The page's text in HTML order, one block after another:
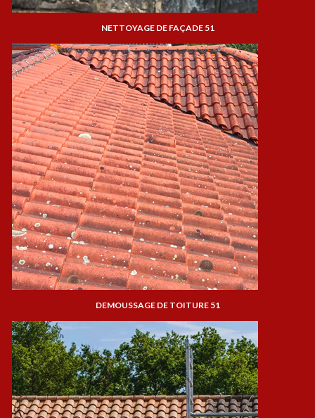
NETTOYAGE DE FAÇADE 51
DEMOUSSAGE DE TOITURE 51